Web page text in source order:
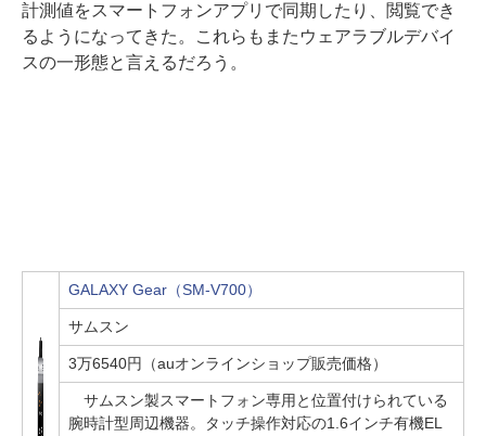
計測値をスマートフォンアプリで同期したり、閲覧でき
るようになってきた。これらもまたウェアラブルデバイ
スの一形態と言えるだろう。
GALAXY Gear（SM-V700）
サムスン
3万6540円（auオンラインショップ販売価格）
サムスン製スマートフォン専用と位置付けられている
腕時計型周辺機器。タッチ操作対応の1.6インチ有機EL